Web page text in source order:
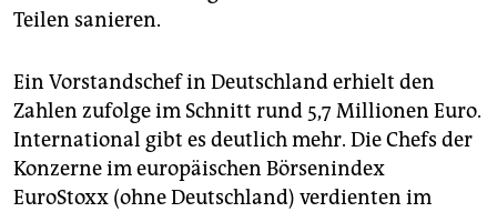
Teilen sanieren.
Ein Vorstandschef in Deutschland erhielt den
Zahlen zufolge im Schnitt rund 5,7 Millionen Euro.
International gibt es deutlich mehr. Die Chefs der
Konzerne im europäischen Börsenindex
EuroStoxx (ohne Deutschland) verdienten im